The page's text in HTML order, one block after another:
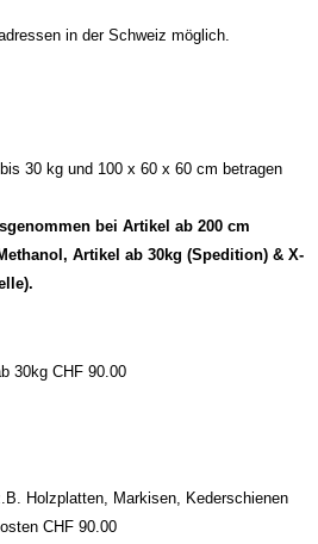
in der Schweiz möglich.
30 kg und 100 x 60 x 60 cm betragen
bei Artikel ab 200 cm
Artikel ab 30kg (Spedition) & X-
30kg CHF 90.00
Holzplatten, Markisen, Kederschienen
CHF 90.00